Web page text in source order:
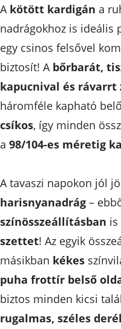
A kötött kardigán a
nadrágokhoz is ideális
egy csinos felsővel
biztosít! A bőrbarát,
kapucnival és rávarrt
háromféle kapható
csíkos, így minden
a 98/104-es méretig
A tavaszi napokon jól
harisnyanadrág –
színösszeállításban is
szettet! Az egyik
másikban kékes
puha frottír belső
biztos minden kicsi
rugalmas, széles